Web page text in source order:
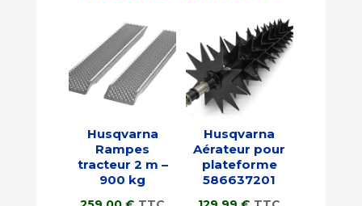
Husqvarna
Rampes
tracteur 2 m –
900 kg
Husqvarna
Aérateur pour
plateforme
586637201